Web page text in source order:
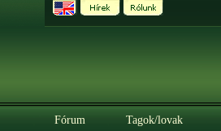
Fórum Tagok/lovak